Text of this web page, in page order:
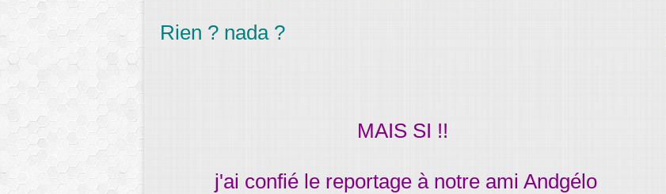
Rien ? nada ?
MAIS SI !!
j'ai confié le reportage à notre ami Andgélo